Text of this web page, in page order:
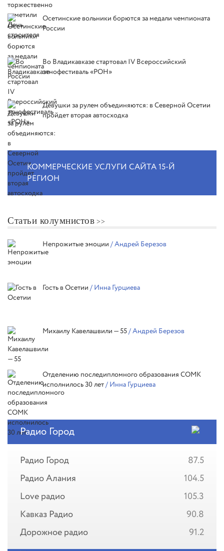
Осетинские вольники борются за медали чемпионата
России
Во Владикавказе стартовал IV Всероссийский
этнофестиваль «РОН»
Девушки за рулем объединяются: в Северной Осетии
пройдет вторая автосходка
КОММЕРЧЕСКИЕ УСЛУГИ САЙТА 15-Й
РЕГИОН
Статьи колумнистов
Непрожитые эмоции / Андрей Березов
Гость в Осетии / Инна Гурциева
Михаилу Кавелашвили — 55/ Андрей Березов
Отделению последипломного образования СОМК
исполнилось 30 лет/ Инна Гурциева
Радио Город
Радио Город
87.5
Радио Алания
104.5
Love радио
105.3
Кавказ Радио
90.8
Дорожное радио
91.2